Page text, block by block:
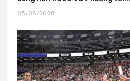
05/08/2026